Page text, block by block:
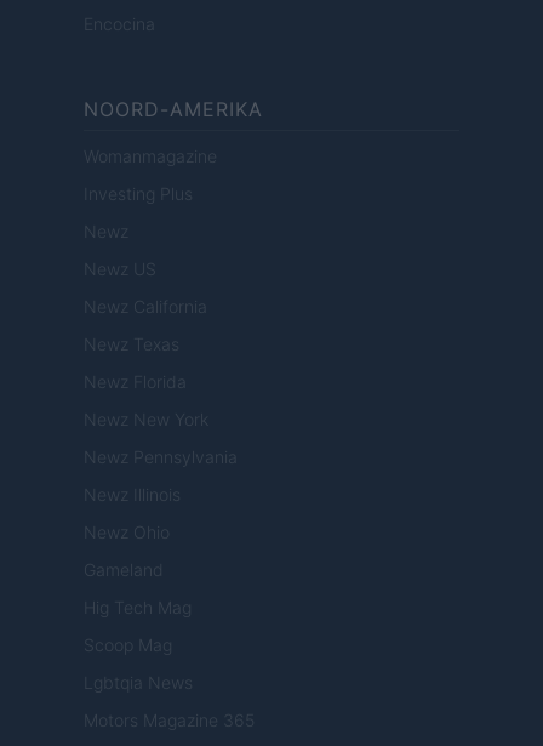
Encocina
NOORD-AMERIKA
Womanmagazine
Investing Plus
Newz
Newz US
Newz California
Newz Texas
Newz Florida
Newz New York
Newz Pennsylvania
Newz Illinois
Newz Ohio
Gameland
Hig Tech Mag
Scoop Mag
Lgbtqia News
Motors Magazine 365